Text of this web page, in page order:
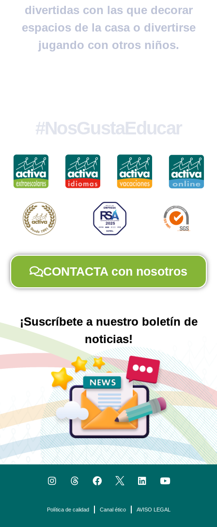
divertidas con las que decorar
espacios de la casa o divertirse
jugando con otros niños.
#NosGustaEducar
CONTACTA con nosotros
¡Suscríbete a nuestro boletín de
noticias!
Política de calidad Canal ético AVISO LEGAL